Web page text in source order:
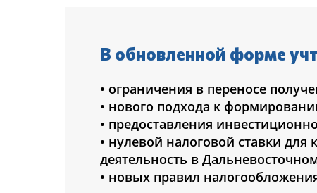
В обновленной форме
• ограничения в переносе
• нового подхода к
• предоставления
• нулевой налоговой ставки
деятельность в
• новых правил